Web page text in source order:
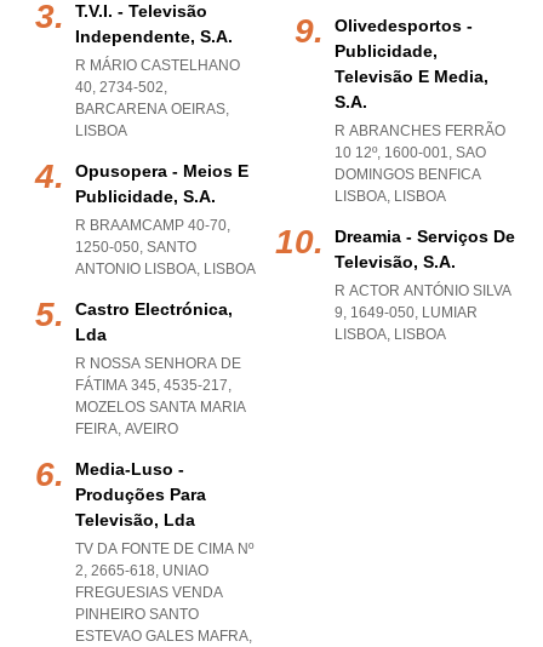
T.v.i. - Televisão
Independente, S.a.
R MÁRIO CASTELHANO
40, 2734-502,
BARCARENA OEIRAS,
LISBOA
Opusopera - Meios E
Publicidade, S.a.
R BRAAMCAMP 40-70,
1250-050, SANTO
ANTONIO LISBOA, LISBOA
Castro Electrónica,
Lda
R NOSSA SENHORA DE
FÁTIMA 345, 4535-217,
MOZELOS SANTA MARIA
FEIRA, AVEIRO
Media-Luso -
Produções Para
Televisão, Lda
TV DA FONTE DE CIMA Nº
2, 2665-618, UNIAO
FREGUESIAS VENDA
PINHEIRO SANTO
ESTEVAO GALES MAFRA,
Olivedesportos -
Publicidade,
Televisão E Media,
S.a.
R ABRANCHES FERRÃO
10 12º, 1600-001, SAO
DOMINGOS BENFICA
LISBOA, LISBOA
Dreamia - Serviços De
Televisão, S.a.
R ACTOR ANTÓNIO SILVA
9, 1649-050, LUMIAR
LISBOA, LISBOA